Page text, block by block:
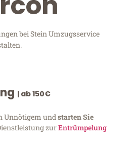
bei Stein Umzugsservice
| ab 150€
Unnötigem und starten Sie
zurEntrümpelung